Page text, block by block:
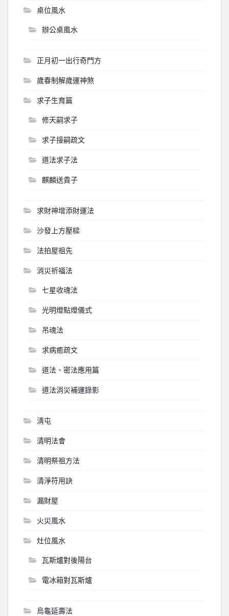
桌位風水
辦公桌風水
正月初一出行奇門方
歲春制解歲運神煞
求子生育篇
修天嗣求子
求子接嗣疏文
道法求子法
麒麟送貴子
求財神增添財運法
沙發上方壓樑
法拍屋祖先
消災祈福法
七星收魂法
光明燈點燈儀式
吊魂法
求病癒疏文
道法、密法應用篇
道法消災補運錄影
淸屯
清明法會
清明祭祖方法
清淨符用訣
漏財屋
火災風水
灶位風水
瓦斯爐對後陽台
電冰箱對瓦斯爐
烏龜延壽法